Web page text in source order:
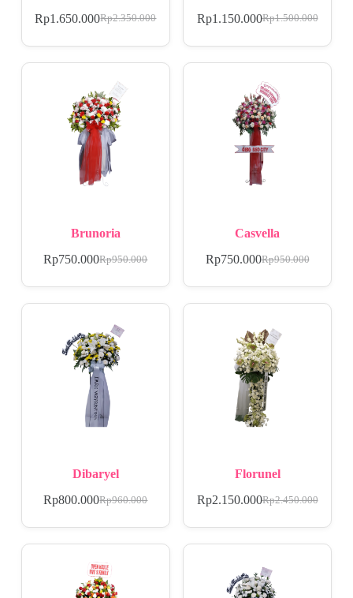
Rp2.350.000
Rp1.650.000 Rp1.500.000
Rp1.150.000
Brunoria
Rp950.000
Rp750.000
Casvella
Rp950.000
Rp750.000
Dibaryel
Rp960.000
Rp800.000
Florunel
Rp2.450.000
Rp2.150.000